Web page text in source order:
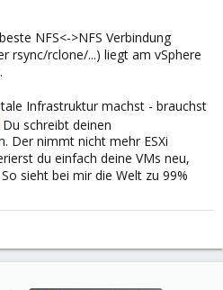
NFS<->NFS Verbindung
rsync/rclone/...) liegt am vSphere
Infrastruktur machst - brauchst
schreibt deinen
Der nimmt nicht mehr ESXi
du einfach deine VMs neu,
sieht bei mir die Welt zu 99%